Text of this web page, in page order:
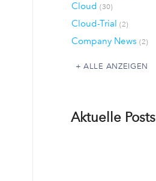
Cloud(30)
Cloud-Trial(2)
Company News(2)
ALLE ANZEIGEN
Aktuelle Posts